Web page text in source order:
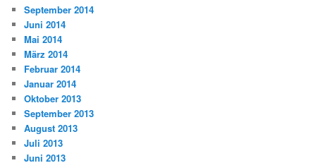
September 2014
Juni 2014
Mai 2014
März 2014
Februar 2014
Januar 2014
Oktober 2013
September 2013
August 2013
Juli 2013
Juni 2013